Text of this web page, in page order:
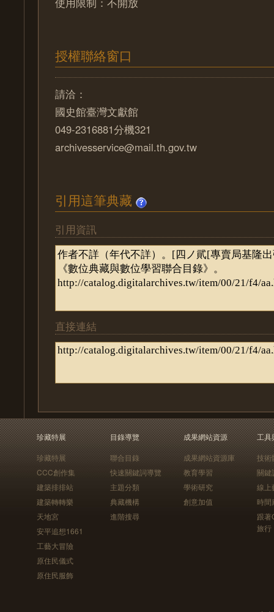
授權聯絡窗口
請洽：
國史館臺灣文獻館
049-2316881分機321
archivesservice@mail.th.gov.tw
引用這筆典藏
引用資訊
直接連結
珍藏特展
珍藏特展
CCC創作集
建築排排站
建築轉轉樂
天地宮
安平追想1661
工藝大冒險
原住民儀式
原住民服飾
目錄導覽
聯合目錄
快速關鍵詞導覽
主題分類
典藏機構
進階搜尋
成果網站資源
成果網站資源庫
教育學習
學術研究
創意加值
工具
技術
關鍵
線上
時間
跟
旅行